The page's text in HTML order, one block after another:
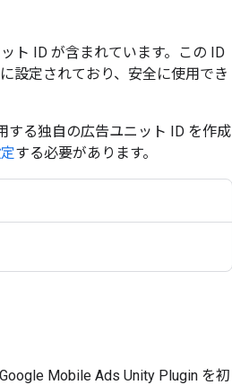
ト ID が含まれています。この ID
設定されており、安全に使用でき
する独自の広告ユニット ID を作成
する必要があります。
Google Mobile Ads Unity Plugin を初